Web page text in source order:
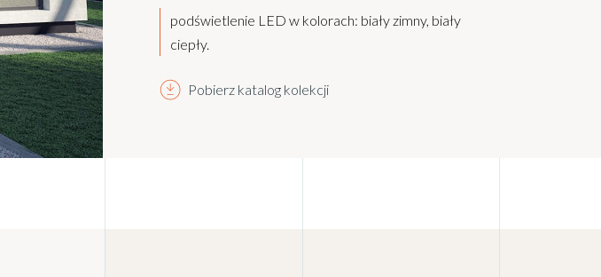
podświetlenie LED w kolorach: biały zimny, biały
ciepły.
Pobierz katalog kolekcji